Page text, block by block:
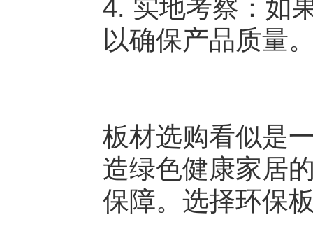
4. 实地考察：如
以确保产品质量
板材选购看似是
造绿色健康家居
保障。选择环保